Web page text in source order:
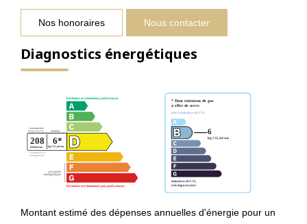
Nos honoraires Nous contacter
Diagnostics énergétiques
Montant estimé des dépenses annuelles d'énergie pour un